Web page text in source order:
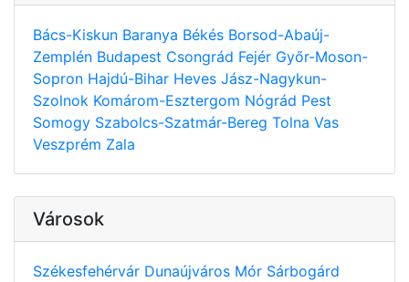
Bács-Kiskun Baranya Békés Borsod-Abaúj-
Zemplén Budapest Csongrád Fejér Győr-Moson-
Sopron Hajdú-Bihar Heves Jász-Nagykun-
Szolnok Komárom-Esztergom Nógrád Pest
Somogy Szabolcs-Szatmár-Bereg Tolna Vas
Veszprém Zala
Városok
Székesfehérvár Dunaújváros Mór Sárbogárd